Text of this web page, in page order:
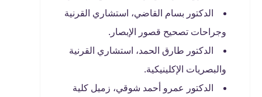
الدكتور بسام القاضي، استشاري القرنية
وجراحات تصحيح قصور الإبصار.
الدكتور طارق الحمد، استشاري القرنية
والبصريات الإكلينيكية.
الدكتور عمرو أحمد شوقي، زميل كلية